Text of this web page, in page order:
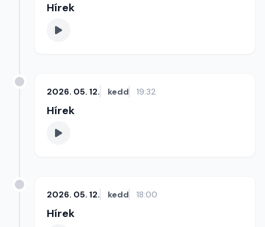
Hírek
2026. 05. 12. kedd 19:32
Hírek
2026. 05. 12. kedd 18:00
Hírek